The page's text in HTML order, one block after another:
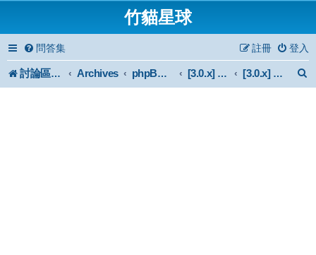
竹貓星球
問答集 登入
註冊
討論區首頁 Archives phpBB 3.0.x Forum Archive [3.0.x] Mod [3.0.x] 非官方認證外掛